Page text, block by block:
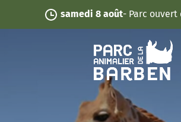
Panneau de gestion des cookies
samedi 8 août- Parc ouvert de 9h